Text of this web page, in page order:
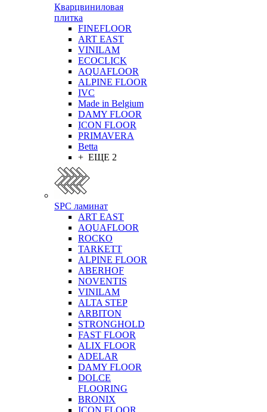
Кварцвиниловая
плитка
FINEFLOOR
ART EAST
VINILAM
ECOCLICK
AQUAFLOOR
ALPINE FLOOR
IVC
Made in Belgium
DAMY FLOOR
ICON FLOOR
PRIMAVERA
Betta
+ ЕЩЕ 2
SPC ламинат
ART EAST
AQUAFLOOR
ROCKO
TARKETT
ALPINE FLOOR
ABERHOF
NOVENTIS
VINILAM
ALTA STEP
ARBITON
STRONGHOLD
FAST FLOOR
ALIX FLOOR
ADELAR
DAMY FLOOR
DOLCE
FLOORING
BRONIX
ICON FLOOR